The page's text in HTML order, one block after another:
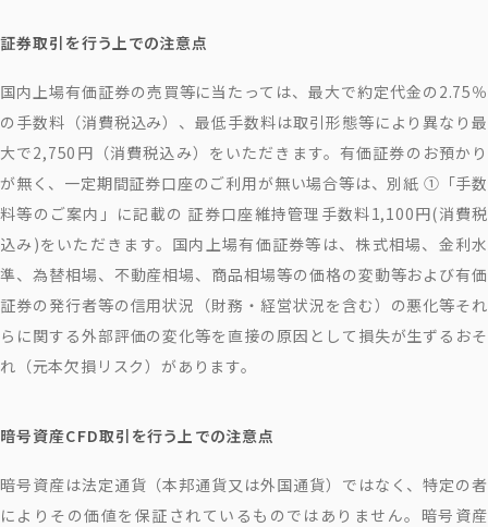
証券取引を行う上での注意点
国内上場有価証券の売買等に当たっては、最大で約定代金の2.75％
の手数料（消費税込み）、最低手数料は取引形態等により異なり最
大で2,750円（消費税込み）をいただきます。有価証券のお預かり
が無く、一定期間証券口座のご利用が無い場合等は、別紙 ①「手数
料等のご案内」に記載の 証券口座維持管理手数料1,100円(消費税
込み)をいただきます。国内上場有価証券等は、株式相場、金利水
準、為替相場、不動産相場、商品相場等の価格の変動等および有価
証券の発行者等の信用状況（財務・経営状況を含む）の悪化等それ
らに関する外部評価の変化等を直接の原因として損失が生ずるおそ
れ（元本欠損リスク）があります。
暗号資産CFD取引を行う上での注意点
暗号資産は法定通貨（本邦通貨又は外国通貨）ではなく、特定の者
によりその価値を保証されているものではありません。暗号資産